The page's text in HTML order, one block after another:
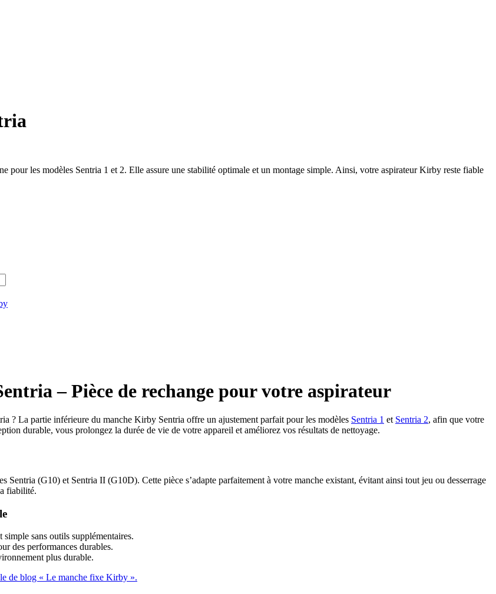
pour les modèles Sentria 1 et 2. Elle assure une stabilité optimale et un montage simple. Ainsi, votre aspirateur Kirby reste fiable
– Pièce de rechange pour votre aspirateur
? La partie inférieure du manche Kirby Sentria offre un ajustement parfait pour les modèles Sentria 1 et Sentria 2, afin que votre
durable, vous prolongez la durée de vie de votre appareil et améliorez vos résultats de nettoyage.
Sentria (G10) et Sentria II (G10D). Cette pièce s’adapte parfaitement à votre manche existant, évitant ainsi tout jeu ou desserrage
fiabilité.
sans outils supplémentaires.
des performances durables.
plus durable.
de blog « Le manche fixe Kirby ».